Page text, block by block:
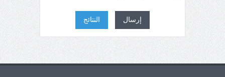
إرسال النتائج